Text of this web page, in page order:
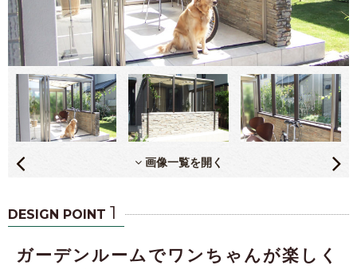
画像一覧を開く
DESIGN POINT 1
ガーデンルームでワンちゃんが楽しく